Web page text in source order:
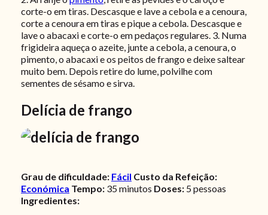
corte-o em tiras. Descasque e lave a cebola e a cenoura,
corte a cenoura em tiras e pique a cebola. Descasque e
lave o abacaxi e corte-o em pedaços regulares. 3. Numa
frigideira aqueça o azeite, junte a cebola, a cenoura, o
pimento, o abacaxi e os peitos de frango e deixe saltear
muito bem. Depois retire do lume, polvilhe com
sementes de sésamo e sirva.
Delícia de frango
Grau de dificuldade: Fácil Custo da Refeição:
Económica Tempo: 35 minutos Doses: 5 pessoas
Ingredientes: